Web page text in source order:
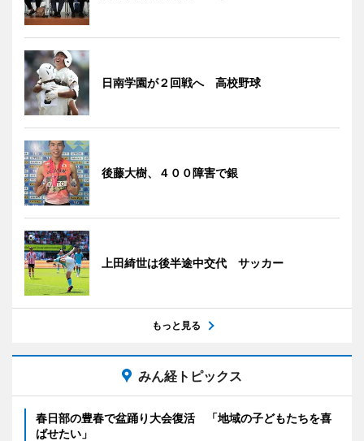
日南学園が２回戦へ 高校野球
後藤大樹、４００障害で銀
上田綺世は後半途中交代 サッカー
もっと見る
みん経トピックス
春日部の豊春で盆踊り大会復活 「地域の子どもたちを喜
ばせたい」